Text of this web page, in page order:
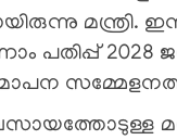
പതിപ്പ് 2028